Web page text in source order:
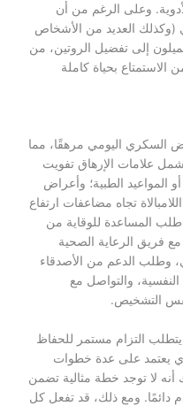
وعلى الرغم من أن
العديد من الأشخاص
إلى تفضيل الروتين، من
بحياة كاملة
السكري اليومي مرهقًا، مما
علامات الإرهاق تفويت
المواعيد الطبية؛ وأعراض
تجاه مضاعفات ارتفاع
المساعدة للوقاية من
فريق الرعاية الصحية
الدعم من الأصدقاء
والتواصل مع
التشخيص.
التزام مستمر للحفاظ
يعتمد على عدة خطوات
لا توجد خطة مثالية تضمن
دائمًا. ومع ذلك، قد تفعل كل